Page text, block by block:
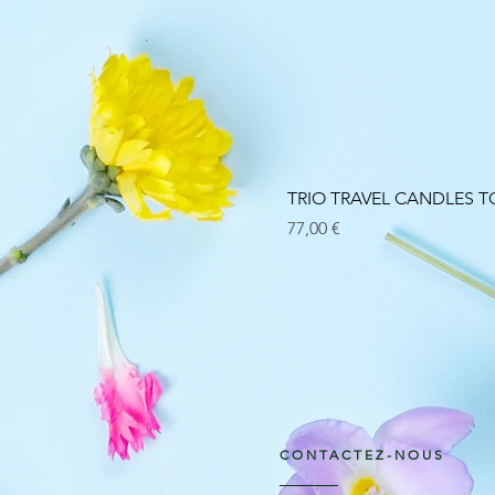
TRIO TRAVEL CANDLES
Prix
77,00 €
CONTACTEZ-NOUS